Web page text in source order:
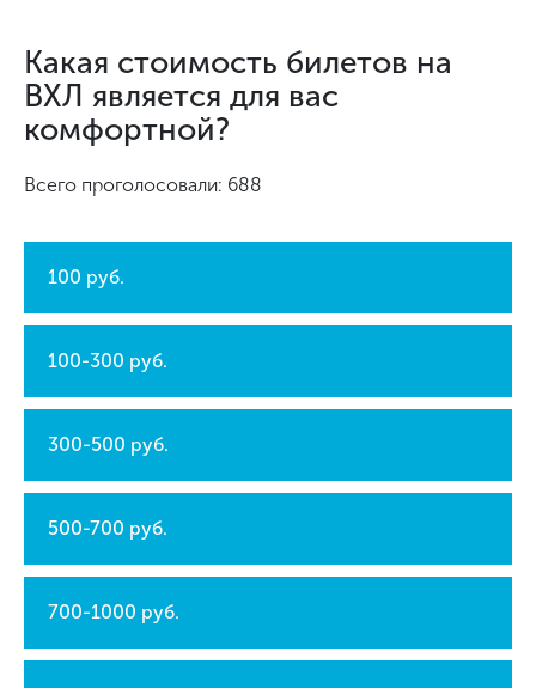
Какая стоимость билетов на
ВХЛ является для вас
комфортной?
Всего проголосовали: 688
100 руб.
100-300 руб.
300-500 руб.
500-700 руб.
700-1000 руб.